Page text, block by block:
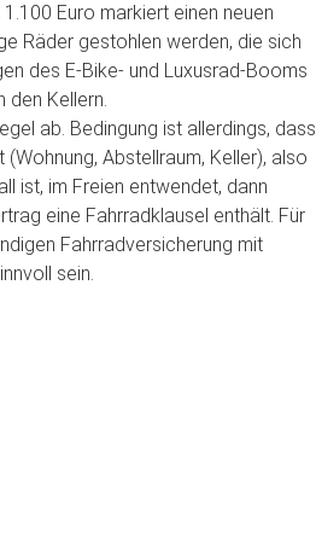
Euro markiert einen neuen
Räder gestohlen werden, die sich
des E-Bike- und Luxusrad-Booms
den Kellern.
ab. Bedingung ist allerdings, dass
Abstellraum, Keller), also
ist, im Freien entwendet, dann
eine Fahrradklausel enthält. Für
Fahrradversicherung mit
sein.